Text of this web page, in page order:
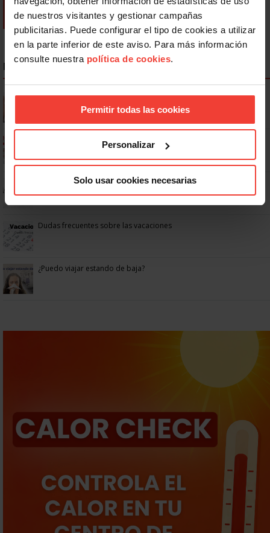
de nuestros visitantes y gestionar campañas
publicitarias. Puede configurar el tipo de cookies a utilizar
en la parte inferior de este aviso. Para más información
consulte nuestra política de cookies.
Permitir todas las cookies
Personalizar
Solo usar cookies necesarias
NOTICIAS MÁS LEÍDAS
Se actualizan las patologías para acceder a la jubilación
anticipada por discapacidad
Ya os podéis descargar la app de USO
No: si un festivo cae en sábado, no tienen por qué darte un día
libre
Dudas frecuentes sobre las vacaciones
¿Puedo viajar estando de baja?